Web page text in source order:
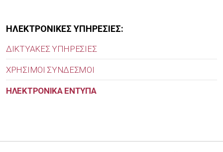
ΗΛΕΚΤΡΟΝΙΚΕΣ ΥΠΗΡΕΣΙΕΣ:
ΔΙΚΤΥΑΚΕΣ ΥΠΗΡΕΣΙΕΣ
ΧΡΗΣΙΜΟΙ ΣΥΝΔΕΣΜΟΙ
ΗΛΕΚΤΡΟΝΙΚΑ ΕΝΤΥΠΑ